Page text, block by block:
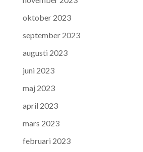
oktober 2023
september 2023
augusti 2023
juni 2023
maj 2023
april 2023
mars 2023
februari 2023